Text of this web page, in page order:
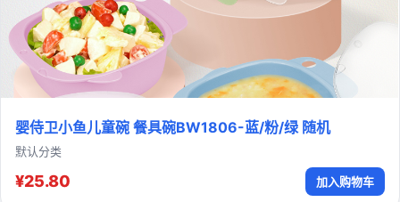
婴侍卫小鱼儿童碗 餐具碗BW1806-蓝/粉/绿 随机
默认分类
¥25.80 加入购物车